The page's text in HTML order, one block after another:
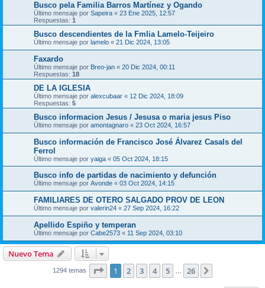
Busco pela Familia Barros Martínez y Ogando
Último mensaje por Sapeira « 23 Ene 2025, 12:57
Respuestas: 1
Busco descendientes de la Fmlia Lamelo-Teijeiro
Último mensaje por lamelo « 21 Dic 2024, 13:05
Faxardo
Último mensaje por Breo-jan « 20 Dic 2024, 00:11
Respuestas: 18
DE LA IGLESIA
Último mensaje por alexcubaar « 12 Dic 2024, 18:09
Respuestas: 5
Busco informacion Jesus / Jesusa o maria jesus Piso
Último mensaje por amontagnaro « 23 Oct 2024, 16:57
Busco información de Francisco José Álvarez Casals del
Ferrol
Último mensaje por yaiga « 05 Oct 2024, 18:15
Busco info de partidas de nacimiento y defunción
Último mensaje por Avonde « 03 Oct 2024, 14:15
FAMILIARES DE OTERO SALGADO PROV DE LEON
Último mensaje por valerin24 « 27 Sep 2024, 16:22
Apellido Espiño y temperan
Último mensaje por Cabe2573 « 11 Sep 2024, 03:10
Nuevo Tema
1294 temas Página de 26
1 2 3 4 5 26